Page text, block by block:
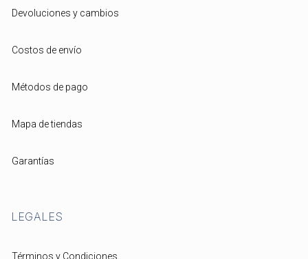
Devoluciones y cambios
Costos de envío
Métodos de pago
Mapa de tiendas
Garantías
LEGALES
Términos y Condiciones